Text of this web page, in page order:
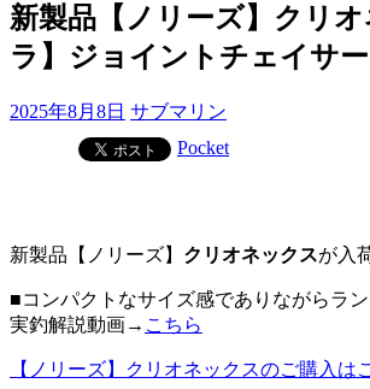
新製品【ノリーズ】クリ
ラ】ジョイントチェイサ
2025年8月8日 サブマリン
Pocket
新製品【ノリーズ】 クリオネックスが入
■コンパクトなサイズ感でありながらラ
実釣解説動画→ こちら
【ノリーズ】クリオネックスのご購入は